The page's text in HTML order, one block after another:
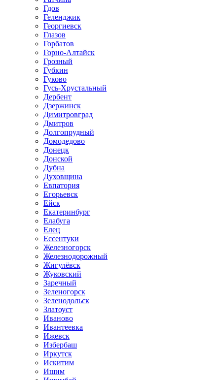
Гдов
Геленджик
Георгиевск
Глазов
Горбатов
Горно-Алтайск
Грозный
Губкин
Гуково
Гусь-Хрустальный
Дербент
Дзержинск
Димитровград
Дмитров
Долгопрудный
Домодедово
Донецк
Донской
Дубна
Духовщина
Евпатория
Егорьевск
Ейск
Екатеринбург
Елабуга
Елец
Ессентуки
Железногорск
Железнодорожный
Жигулёвск
Жуковский
Заречный
Зеленогорск
Зеленодольск
Златоуст
Иваново
Ивантеевка
Ижевск
Избербаш
Иркутск
Искитим
Ишим